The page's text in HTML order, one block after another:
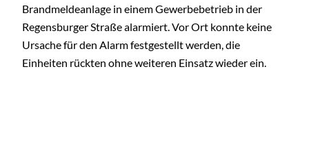
Brandmeldeanlage in einem Gewerbebetrieb in der
Regensburger Straße alarmiert. Vor Ort konnte keine
Ursache für den Alarm festgestellt werden, die
Einheiten rückten ohne weiteren Einsatz wieder ein.